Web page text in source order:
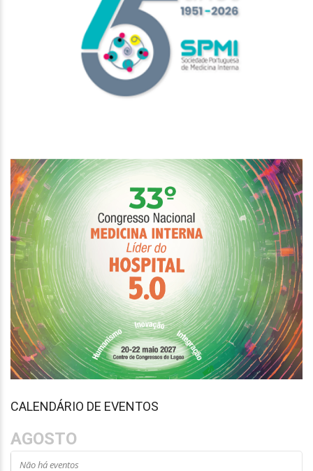
CALENDÁRIO DE EVENTOS
AGOSTO
Não há eventos